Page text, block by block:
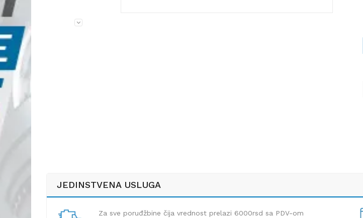
JEDINSTVENA USLUGA
Za sve poruđžbine čija vrednost prelazi 6000rsd sa PDV-om